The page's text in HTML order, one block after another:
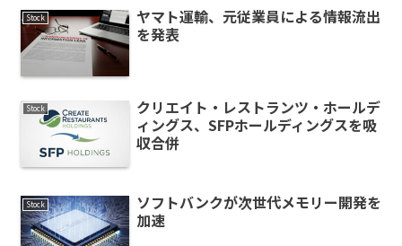
Stock
ヤマト運輸、元従業員による情報流出
を発表
Stock
クリエイト・レストランツ・ホールデ
ィングス、SFPホールディングスを吸
収合併
Stock
ソフトバンクが次世代メモリー開発を
加速